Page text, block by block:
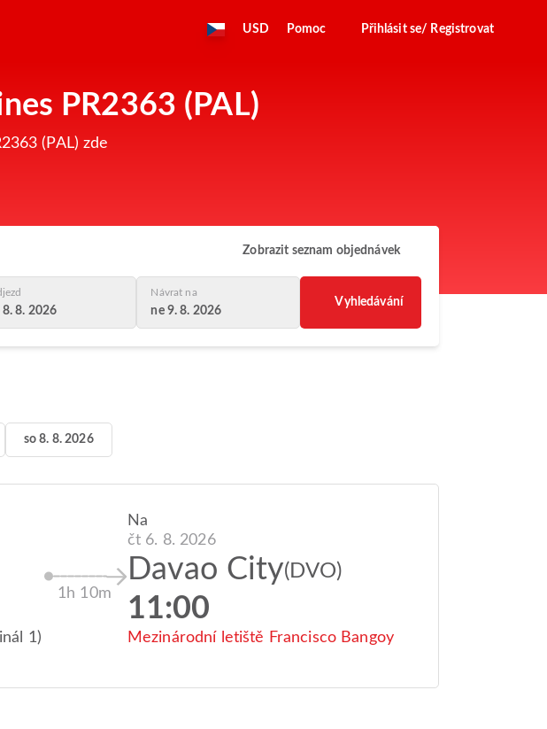
USD Pomoc Přihlásit se/ Registrovat
PR2363 (PAL)
(PAL) zde
Zobrazit seznam objednávek
8. 8. 2026
Návrat na
ne 9. 8. 2026
Vyhledávání
so 8. 8. 2026
1)
1h 10m
Na
čt 6. 8. 2026
Davao City(DVO)
11:00
Mezinárodní letiště Francisco Bangoy